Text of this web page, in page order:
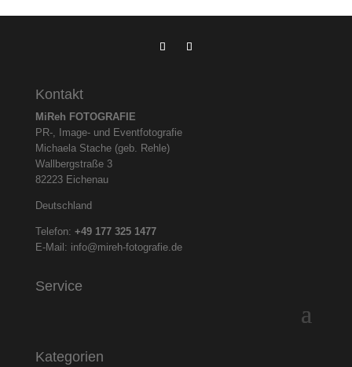
Kontakt
MiReh FOTOGRAFIE
PR-, Image- und Eventfotografie
Michaela Stache (geb. Rehle)
Wallbergstraße 3
82223 Eichenau
Deutschland
Telefon: +49 177 325 1477
E-Mail: info@mireh-fotografie.de
Service
Kategorien